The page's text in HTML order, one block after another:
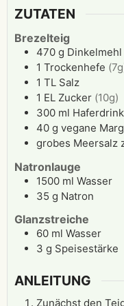
ZUTATEN
Brezelteig
470 g Dinkelmehl
1 Trockenhefe
1 TL Salz
1 EL Zucker (10g)
300 ml Haferdrink
40 g vegane
grobes Meersalz
Natronlauge
1500 ml Wasser
35 g Natron
Glanzstreiche
60 ml Wasser
3 g Speisestärke
ANLEITUNG
Zunächst den